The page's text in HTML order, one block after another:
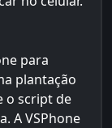
para
plantação
o script de
A VSPhone